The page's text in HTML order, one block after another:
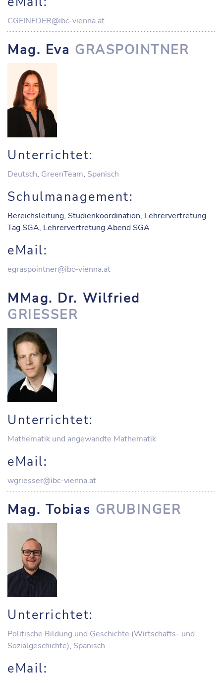
CGEINEDER@ibc-vienna.at
Mag. Eva GRASPOINTNER
Unterrichtet:
Deutsch, GreenTeam, Spanisch
Schulmanagement:
Bereichsleitung, Studienkoordination, Lehrervertretung
Tag SGA, Lehrervertretung Abend SGA
eMail:
egraspointner@ibc-vienna.at
MMag. Dr. Wilfried
GRIESSER
Unterrichtet:
Mathematik und angewandte Mathematik
eMail:
wgriesser@ibc-vienna.at
Mag. Tobias GRUBINGER
Unterrichtet:
Politische Bildung und Geschichte (Wirtschafts- und
Sozialgeschichte), Spanisch
eMail: